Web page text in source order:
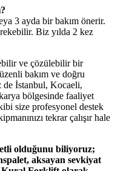
3 ayda bir bakım önerir.
Biz yılda 2 kez
ve çözülebilir bir
bakım ve doğru
de İstanbul, Kocaeli,
bölgesinde faaliyet
size profesyonel destek
tekrar çalışır hale
olduğunu biliyoruz;
aksayan sevkiyat